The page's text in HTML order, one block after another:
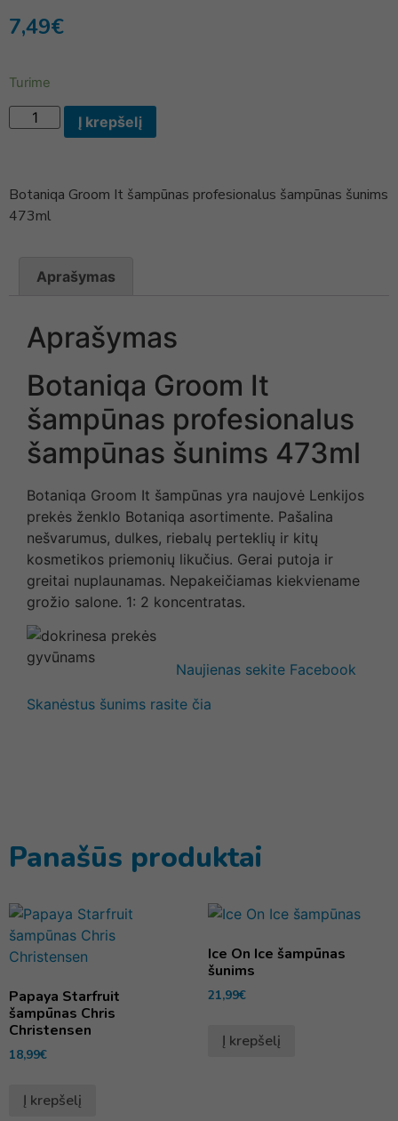
7,49€
Turime
Į krepšelį
Botaniqa Groom It šampūnas profesionalus šampūnas šunims
473ml
Aprašymas
Aprašymas
Botaniqa Groom It
šampūnas profesionalus
šampūnas šunims 473ml
Botaniqa Groom It šampūnas yra naujovė Lenkijos
prekės ženklo Botaniqa asortimente. Pašalina
nešvarumus, dulkes, riebalų perteklių ir kitų
kosmetikos priemonių likučius. Gerai putoja ir
greitai nuplaunamas. Nepakeičiamas kiekviename
grožio salone. 1: 2 koncentratas.
Naujienas sekite Facebook
Skanėstus šunims rasite čia
Panašūs produktai
Papaya Starfruit
šampūnas Chris
Christensen
18,99€
Į krepšelį
Ice On Ice šampūnas
šunims
21,99€
Į krepšelį